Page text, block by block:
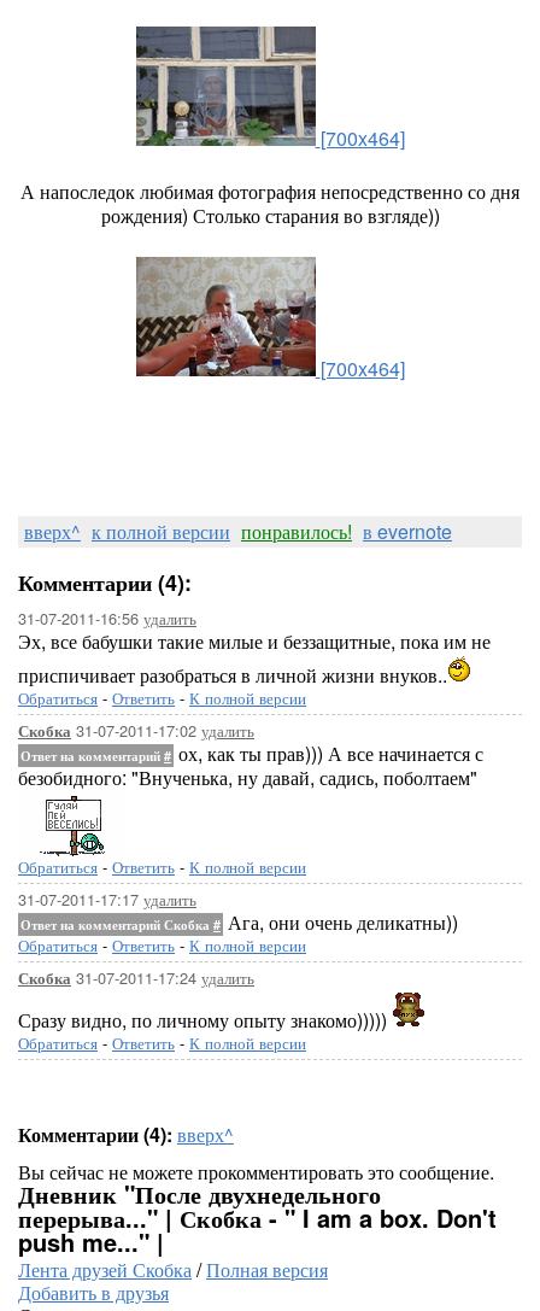
[700x464]
А напоследок любимая фотография непосредственно со дня
рождения) Столько старания во взгляде))
[700x464]
вверх^ к полной версии понравилось! в evernote
Комментарии (4):
31-07-2011-16:56 удалить
Эх, все бабушки такие милые и беззащитные, пока им не
приспичивает разобраться в личной жизни внуков..
Обратиться - Ответить - К полной версии
Скобка 31-07-2011-17:02 удалить
Ответ на комментарий # ох, как ты прав))) А все начинается с
безобидного: "Внученька, ну давай, садись, поболтаем"
Обратиться - Ответить - К полной версии
31-07-2011-17:17 удалить
Ответ на комментарий Скобка # Ага, они очень деликатны))
Обратиться - Ответить - К полной версии
Скобка 31-07-2011-17:24 удалить
Сразу видно, по личному опыту знакомо)))))
Обратиться - Ответить - К полной версии
Комментарии (4): вверх^
Вы сейчас не можете прокомментировать это сообщение.
Дневник "После двухнедельного
перерыва..." | Скобка - " I am a box. Don't
push me..." |
Лента друзей Скобка/Полная версия
Добавить в друзья